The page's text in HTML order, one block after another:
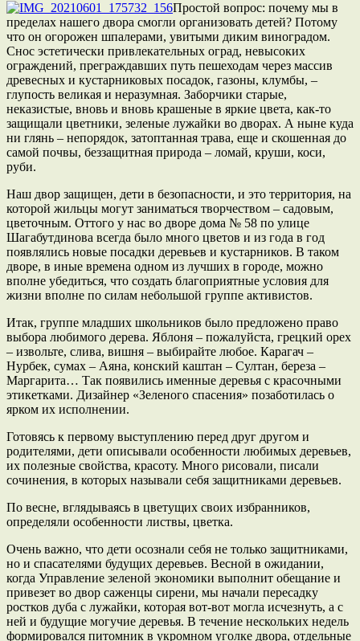
Простой вопрос: почему мы в
пределах нашего двора смогли организовать детей? Потому
что он огорожен шпалерами, увитыми диким виноградом.
Снос эстетически привлекательных оград, невысоких
ограждений, преграждавших путь пешеходам через массив
древесных и кустарниковых посадок, газоны, клумбы, –
глупость великая и неразумная. Заборчики старые,
неказистые, вновь и вновь крашеные в яркие цвета, как-то
защищали цветники, зеленые лужайки во дворах. А ныне куда
ни глянь – непорядок, затоптанная трава, еще и скошенная до
самой почвы, беззащитная природа – ломай, круши, коси,
руби.
Наш двор защищен, дети в безопасности, и это территория, на
которой жильцы могут заниматься творчеством – садовым,
цветочным. Оттого у нас во дворе дома № 58 по улице
Шагабутдинова всегда было много цветов и из года в год
появлялись новые посадки деревьев и кустарников. В таком
дворе, в иные времена одном из лучших в городе, можно
вполне убедиться, что создать благоприятные условия для
жизни вполне по силам небольшой группе активистов.
Итак, группе младших школьников было предложено право
выбора любимого дерева. Яблоня – пожалуйста, грецкий орех
– извольте, слива, вишня – выбирайте любое. Карагач –
Нурбек, сумах – Аяна, конский каштан – Султан, береза –
Маргарита… Так появились именные деревья с красочными
этикетками. Дизайнер «Зеленого спасения» позаботилась о
ярком их исполнении.
Готовясь к первому выступлению перед друг другом и
родителями, дети описывали особенности любимых деревьев,
их полезные свойства, красоту. Много рисовали, писали
сочинения, в которых называли себя защитниками деревьев.
По весне, вглядываясь в цветущих своих избранников,
определяли особенности листвы, цветка.
Очень важно, что дети осознали себя не только защитниками,
но и спасателями будущих деревьев. Весной в ожидании,
когда Управление зеленой экономики выполнит обещание и
привезет во двор саженцы сирени, мы начали пересадку
ростков дуба с лужайки, которая вот-вот могла исчезнуть, а с
ней и будущие могучие деревья. В течение нескольких недель
формировался питомник в укромном уголке двора, отдельные